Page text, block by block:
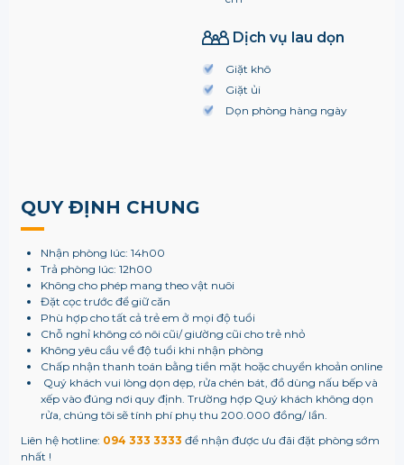
Dịch vụ lau dọn
Giặt khô
Giặt ủi
Dọn phòng hàng ngày
QUY ĐỊNH CHUNG
Nhận phòng lúc: 14h00
Trả phòng lúc: 12h00
Không cho phép mang theo vật nuôi
Đặt cọc trước để giữ căn
Phù hợp cho tất cả trẻ em ở mọi độ tuổi
Chỗ nghỉ không có nôi cũi/ giường cũi cho trẻ nhỏ
Không yêu cầu về độ tuổi khi nhận phòng
Chấp nhận thanh toán bằng tiền mặt hoặc chuyển khoản online
Quý khách vui lòng dọn dẹp, rửa chén bát, đồ dùng nấu bếp và
xếp vào đúng nơi quy định. Trường hợp Quý khách không dọn
rửa, chúng tôi sẽ tính phí phụ thu 200.000 đồng/ lần.
Liên hệ hotline: 094 333 3333 để nhận được ưu đãi đặt phòng sớm
nhất !